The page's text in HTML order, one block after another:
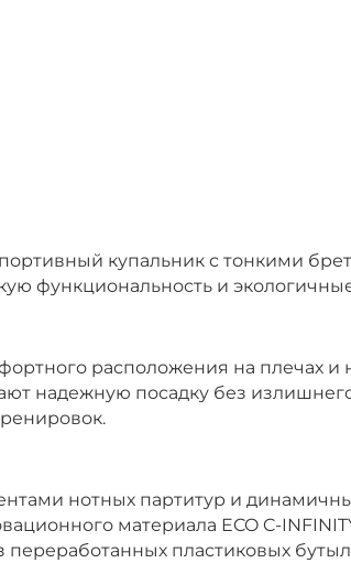
купальник с тонкими
функциональность и
расположения на плечах
надежную посадку без
нотных партитур и
материала ECO C-
переработанных пластиковых